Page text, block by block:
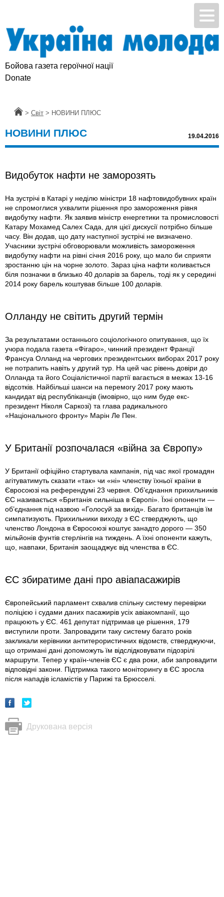
Бойова газета героїчної нації
Donate
Головна
> Світ > НОВИНИ ПЛЮС
НОВИНИ ПЛЮС 19.04.2016
Видобуток нафти не заморозять
На зустрічі в Катарі у неділю міністри 18 нафтовидобувних країн
не спромоглися ухвалити рішення про замороження рівня
видобутку нафти. Як заявив міністр енергетики та промисловості
Катару Мохамед Салех Сада, для цієї дискусії потрібно більше
часу. Він додав, що дату наступної зустрічі не визначено.
Учасники зустрічі обговорювали можливість замороження
видобутку нафти на рівні січня 2016 року, що мало би сприяти
зростанню цін на чорне золото. Зараз ціна нафти коливається
біля позначки в близько 40 доларів за барель, тоді як у середині
2014 року барель коштував більше 100 доларів.
Олланду не світить другий термін
За результатами останнього соціологічного опитування, що їх
учора подала газета «Фігаро», чинний президент Франції
Франсуа Олланд на чергових президентських виборах 2017 року
не потрапить навіть у другий тур. На цей час рівень довіри до
Олланда та його Соціалістичної партії вагається в межах 13-16
відсотків. Найбільші шанси на перемогу 2017 року мають
кандидат від республіканців (імовірно, що ним буде екс-
президент Ніколя Саркозі) та глава радикального
«Національного фронту» Марін Ле Пен.
У Британії розпочалася «війна за Європу»
У Британії офіційно стартувала кампанія, під час якої громадян
агітуватимуть сказати «так» чи «ні» членству їхньої країни в
Євросоюзі на референдумі 23 червня. Об’єднання прихильників
ЄС називається «Британія сильніша в Європі». Їхні опоненти —
об’єднання під назвою «Голосуй за вихід». Багато британців їм
симпатизують. Прихильники виходу з ЄС стверджують, що
членство Лондона в Євросоюзі коштує занадто дорого — 350
мільйонів фунтів стерлінгів на тиждень. А їхні опоненти кажуть,
що, навпаки, Британія заощаджує від членства в ЄС.
ЄС збиратиме дані про авіапасажирів
Європейський парламент схвалив спільну систему перевірки
поліцією і судами даних пасажирів усіх авіакомпанії, що
працюють у ЄС. 461 депутат підтримав це рішення, 179
виступили проти. Запровадити таку систему багато років
закликали керівники антитерористичних відомств, стверджуючи,
що отримані дані допоможуть їм відслідковувати підозрілі
маршрути. Тепер у країн-членів ЄС є два роки, аби запровадити
відповідні закони. Підтримка такого моніторингу в ЄС зросла
після нападів ісламістів у Парижі та Брюсселі.
Друкована версія